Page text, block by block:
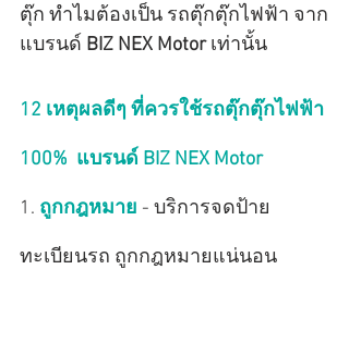
ตุ๊ก ทำไมต้องเป็น รถตุ๊กตุ๊กไฟฟ้า จาก
แบรนด์ BIZ NEX Motor เท่านั้น
12 เหตุผลดีๆ ที่ควรใช้รถตุ๊กตุ๊กไฟฟ้า
100%  แบรนด์ BIZ NEX Motor
1. ถูกกฎหมาย - บริการจดป้าย
ทะเบียนรถ ถูกกฎหมายแน่นอน